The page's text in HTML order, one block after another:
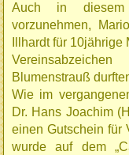
Auch in
vorzunehmen,
Illhardt für
Blumenstrauß
Wie im
Dr. Hans Joachim
einen Gutschein für
wurde auf dem